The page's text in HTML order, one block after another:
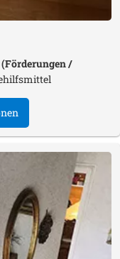
(Förderungen /